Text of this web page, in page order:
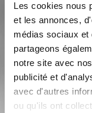
Les cookies nous
et les annonces,
médias sociaux et
partageons
notre site avec
publicité et
avec d'autres
ou qu'ils ont